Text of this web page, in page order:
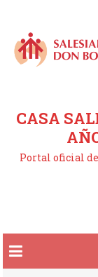
contenido
CASA
Portal oficial